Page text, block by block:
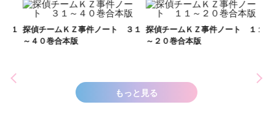
探偵チームＫＺ事件ノート ３１
～４０巻合本版
探偵チームＫＺ事件ノート １１
～２０巻合本版
もっと見る